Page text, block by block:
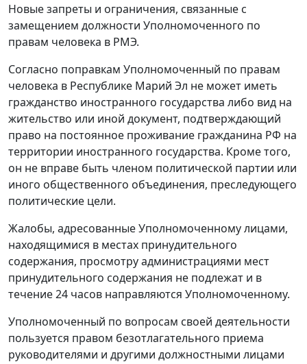
Новые запреты и ограничения, связанные с
замещением должности Уполномоченного по
правам человека в РМЭ.
Согласно поправкам Уполномоченный по правам
человека в Республике Марий Эл не может иметь
гражданство иностранного государства либо вид на
жительство или иной документ, подтверждающий
право на постоянное проживание гражданина РФ на
территории иностранного государства. Кроме того,
он не вправе быть членом политической партии или
иного общественного объединения, преследующего
политические цели.
Жалобы, адресованные Уполномоченному лицами,
находящимися в местах принудительного
содержания, просмотру администрациями мест
принудительного содержания не подлежат и в
течение 24 часов направляются Уполномоченному.
Уполномоченный по вопросам своей деятельности
пользуется правом безотлагательного приема
руководителями и другими должностными лицами